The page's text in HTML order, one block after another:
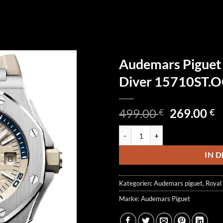
Audemars
Diver
499.00€
499.00 €
269.00€
IN
Kategorien:Audemars piguet,
Marke:Audemars Piguet